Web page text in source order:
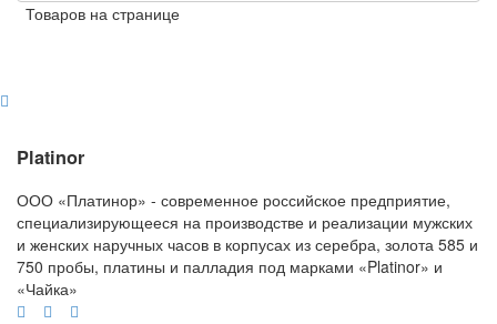
Товаров на странице
Platinor
ООО «Платинор» - современное российское предприятие,
специализирующееся на производстве и реализации мужских
и женских наручных часов в корпусах из серебра, золота 585 и
750 пробы, платины и палладия под марками «Platinor» и
«Чайка»